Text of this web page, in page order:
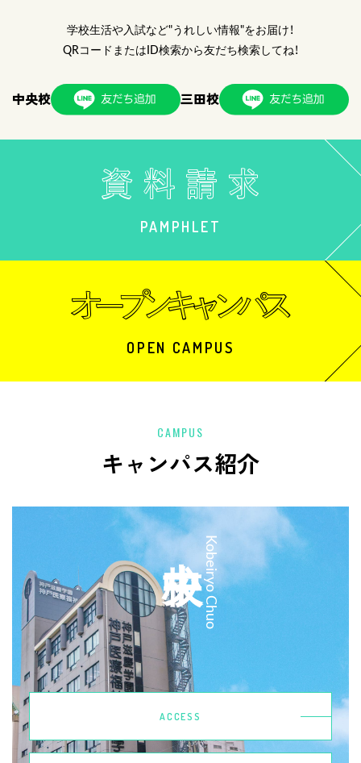
学校生活や入試など"うれしい情報"をお届け！
QRコードまたはID検索から友だち検索してね！
中央校 三田校
PAMPHLET
OPEN CAMPUS
CAMPUS
キャンパス紹介
Kobeiryo Chuo
ACCESS